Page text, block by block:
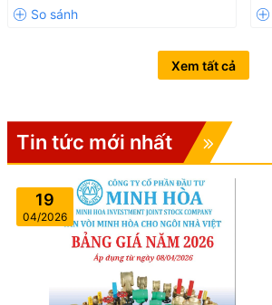
Xem tất cả
Tin tức mới nhất
19
04/2026